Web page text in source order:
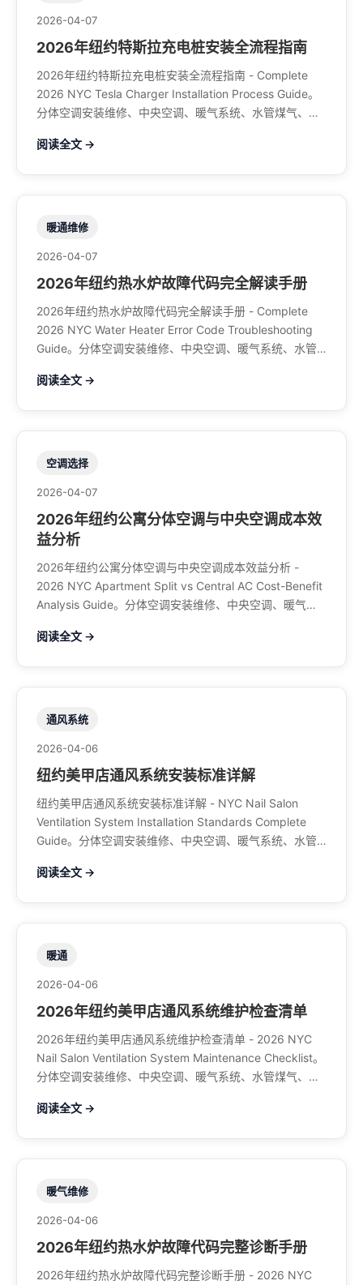
2026-04-07
2026年纽约特斯拉充电桩安装全流程指南
2026年纽约特斯拉充电桩安装全流程指南 - Complete
2026 NYC Tesla Charger Installation Process Guide。
分体空调安装维修、中央空调、暖气系统、水管煤气、餐
阅读全文 →
暖通维修
2026-04-07
2026年纽约热水炉故障代码完全解读手册
2026年纽约热水炉故障代码完全解读手册 - Complete
2026 NYC Water Heater Error Code Troubleshooting
Guide。分体空调安装维修、中央空调、暖气系统、水管
阅读全文 →
空调选择
2026-04-07
2026年纽约公寓分体空调与中央空调成本效
益分析
2026年纽约公寓分体空调与中央空调成本效益分析 -
2026 NYC Apartment Split vs Central AC Cost-Benefit
Analysis Guide。分体空调安装维修、中央空调、暖气系
708-8979
阅读全文 →
通风系统
2026-04-06
纽约美甲店通风系统安装标准详解
纽约美甲店通风系统安装标准详解 - NYC Nail Salon
Ventilation System Installation Standards Complete
Guide。分体空调安装维修、中央空调、暖气系统、水管
阅读全文 →
暖通
2026-04-06
2026年纽约美甲店通风系统维护检查清单
2026年纽约美甲店通风系统维护检查清单 - 2026 NYC
Nail Salon Ventilation System Maintenance Checklist。
分体空调安装维修、中央空调、暖气系统、水管煤气、餐
阅读全文 →
暖气维修
2026-04-06
2026年纽约热水炉故障代码完整诊断手册
2026年纽约热水炉故障代码完整诊断手册 - 2026 NYC